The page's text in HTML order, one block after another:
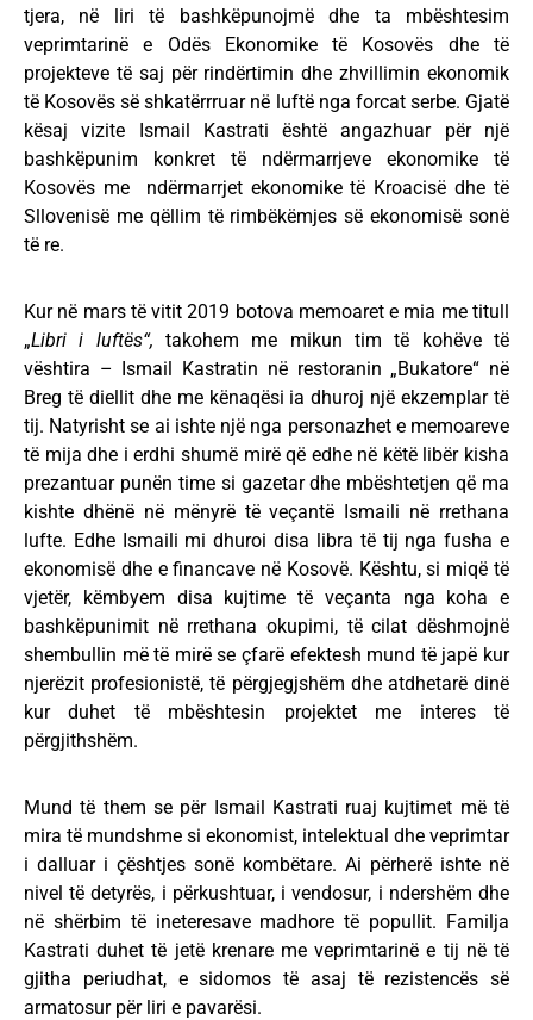
tjera, në liri të bashkëpunojmë dhe ta mbështesim
veprimtarinë e Odës Ekonomike të Kosovës dhe të
projekteve të saj për rindërtimin dhe zhvillimin ekonomik
të Kosovës së shkatërrruar në luftë nga forcat serbe. Gjatë
kësaj vizite Ismail Kastrati është angazhuar për një
bashkëpunim konkret të ndërmarrjeve ekonomike të
Kosovës me ndërmarrjet ekonomike të Kroacisë dhe të
Sllovenisë me qëllim të rimbëkëmjes së ekonomisë sonë
të re.
Kur në mars të vitit 2019 botova memoaret e mia me titull
„Libri i luftës“, takohem me mikun tim të kohëve të
vështira – Ismail Kastratin në restoranin „Bukatore“ në
Breg të diellit dhe me kënaqësi ia dhuroj një ekzemplar të
tij. Natyrisht se ai ishte një nga personazhet e memoareve
të mija dhe i erdhi shumë mirë që edhe në këtë libër kisha
prezantuar punën time si gazetar dhe mbështetjen që ma
kishte dhënë në mënyrë të veçantë Ismaili në rrethana
lufte. Edhe Ismaili mi dhuroi disa libra të tij nga fusha e
ekonomisë dhe e financave në Kosovë. Kështu, si miqë të
vjetër, këmbyem disa kujtime të veçanta nga koha e
bashkëpunimit në rrethana okupimi, të cilat dëshmojnë
shembullin më të mirë se çfarë efektesh mund të japë kur
njerëzit profesionistë, të përgjegjshëm dhe atdhetarë dinë
kur duhet të mbështesin projektet me interes të
përgjithshëm.
Mund të them se për Ismail Kastrati ruaj kujtimet më të
mira të mundshme si ekonomist, intelektual dhe veprimtar
i dalluar i çështjes sonë kombëtare. Ai përherë ishte në
nivel të detyrës, i përkushtuar, i vendosur, i ndershëm dhe
në shërbim të ineteresave madhore të popullit. Familja
Kastrati duhet të jetë krenare me veprimtarinë e tij në të
gjitha periudhat, e sidomos të asaj të rezistencës së
armatosur për liri e pavarësi.